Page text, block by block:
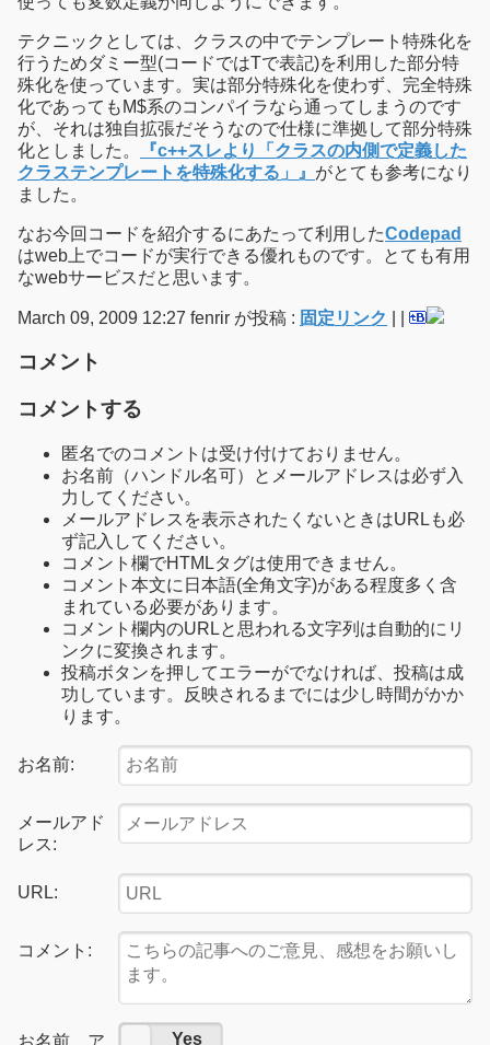
テクニックとしては、クラスの中でテンプレート特殊化を
行うためダミー型(コードではTで表記)を利用した部分特
殊化を使っています。実は部分特殊化を使わず、完全特殊
化であってもM$系のコンパイラなら通ってしまうのです
が、それは独自拡張だそうなので仕様に準拠して部分特殊
化としました。
『c++スレより「クラスの内側で定義した
クラステンプレートを特殊化する」』 がとても参考になり
ました。
なお今回コードを紹介するにあたって利用したCodepad
はweb上でコードが実行できる優れものです。とても有用
なwebサービスだと思います。
March 09, 2009 12:27 fenrir が投稿 : 固定リンク
コメント
コメントする
匿名でのコメントは受け付けておりません。
お名前（ハンドル名可）とメールアドレスは必ず入
力してください。
メールアドレスを表示されたくないときはURLも必
ず記入してください。
コメント欄でHTMLタグは使用できません。
コメント本文に日本語(全角文字)がある程度多く含
まれている必要があります。
コメント欄内のURLと思われる文字列は自動的にリ
ンクに変換されます。
投稿ボタンを押してエラーがでなければ、投稿は成
功しています。反映されるまでには少し時間がかか
ります。
お名前:
メールアド
レス:
URL:
コメント:
お名前、ア
No Yes